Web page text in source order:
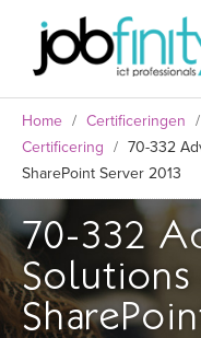
Home / Certificeringen /
Certificering / 70-332
SharePoint Server 2013
70-332